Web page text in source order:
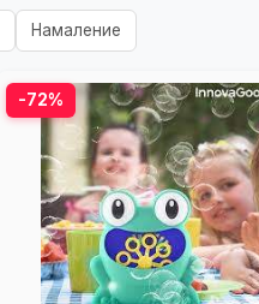
Намаление
-72%